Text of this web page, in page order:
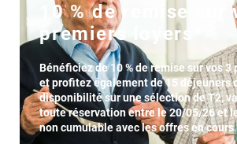
10 % de remise sur
premiers loyers*
Bénéficiez de 10 % de remise sur vos 3
et profitez également de 15 déjeuners
disponibilité sur une sélection de T2,
toute réservation entre le 20/05/26 et
non cumulable avec les offres en cours